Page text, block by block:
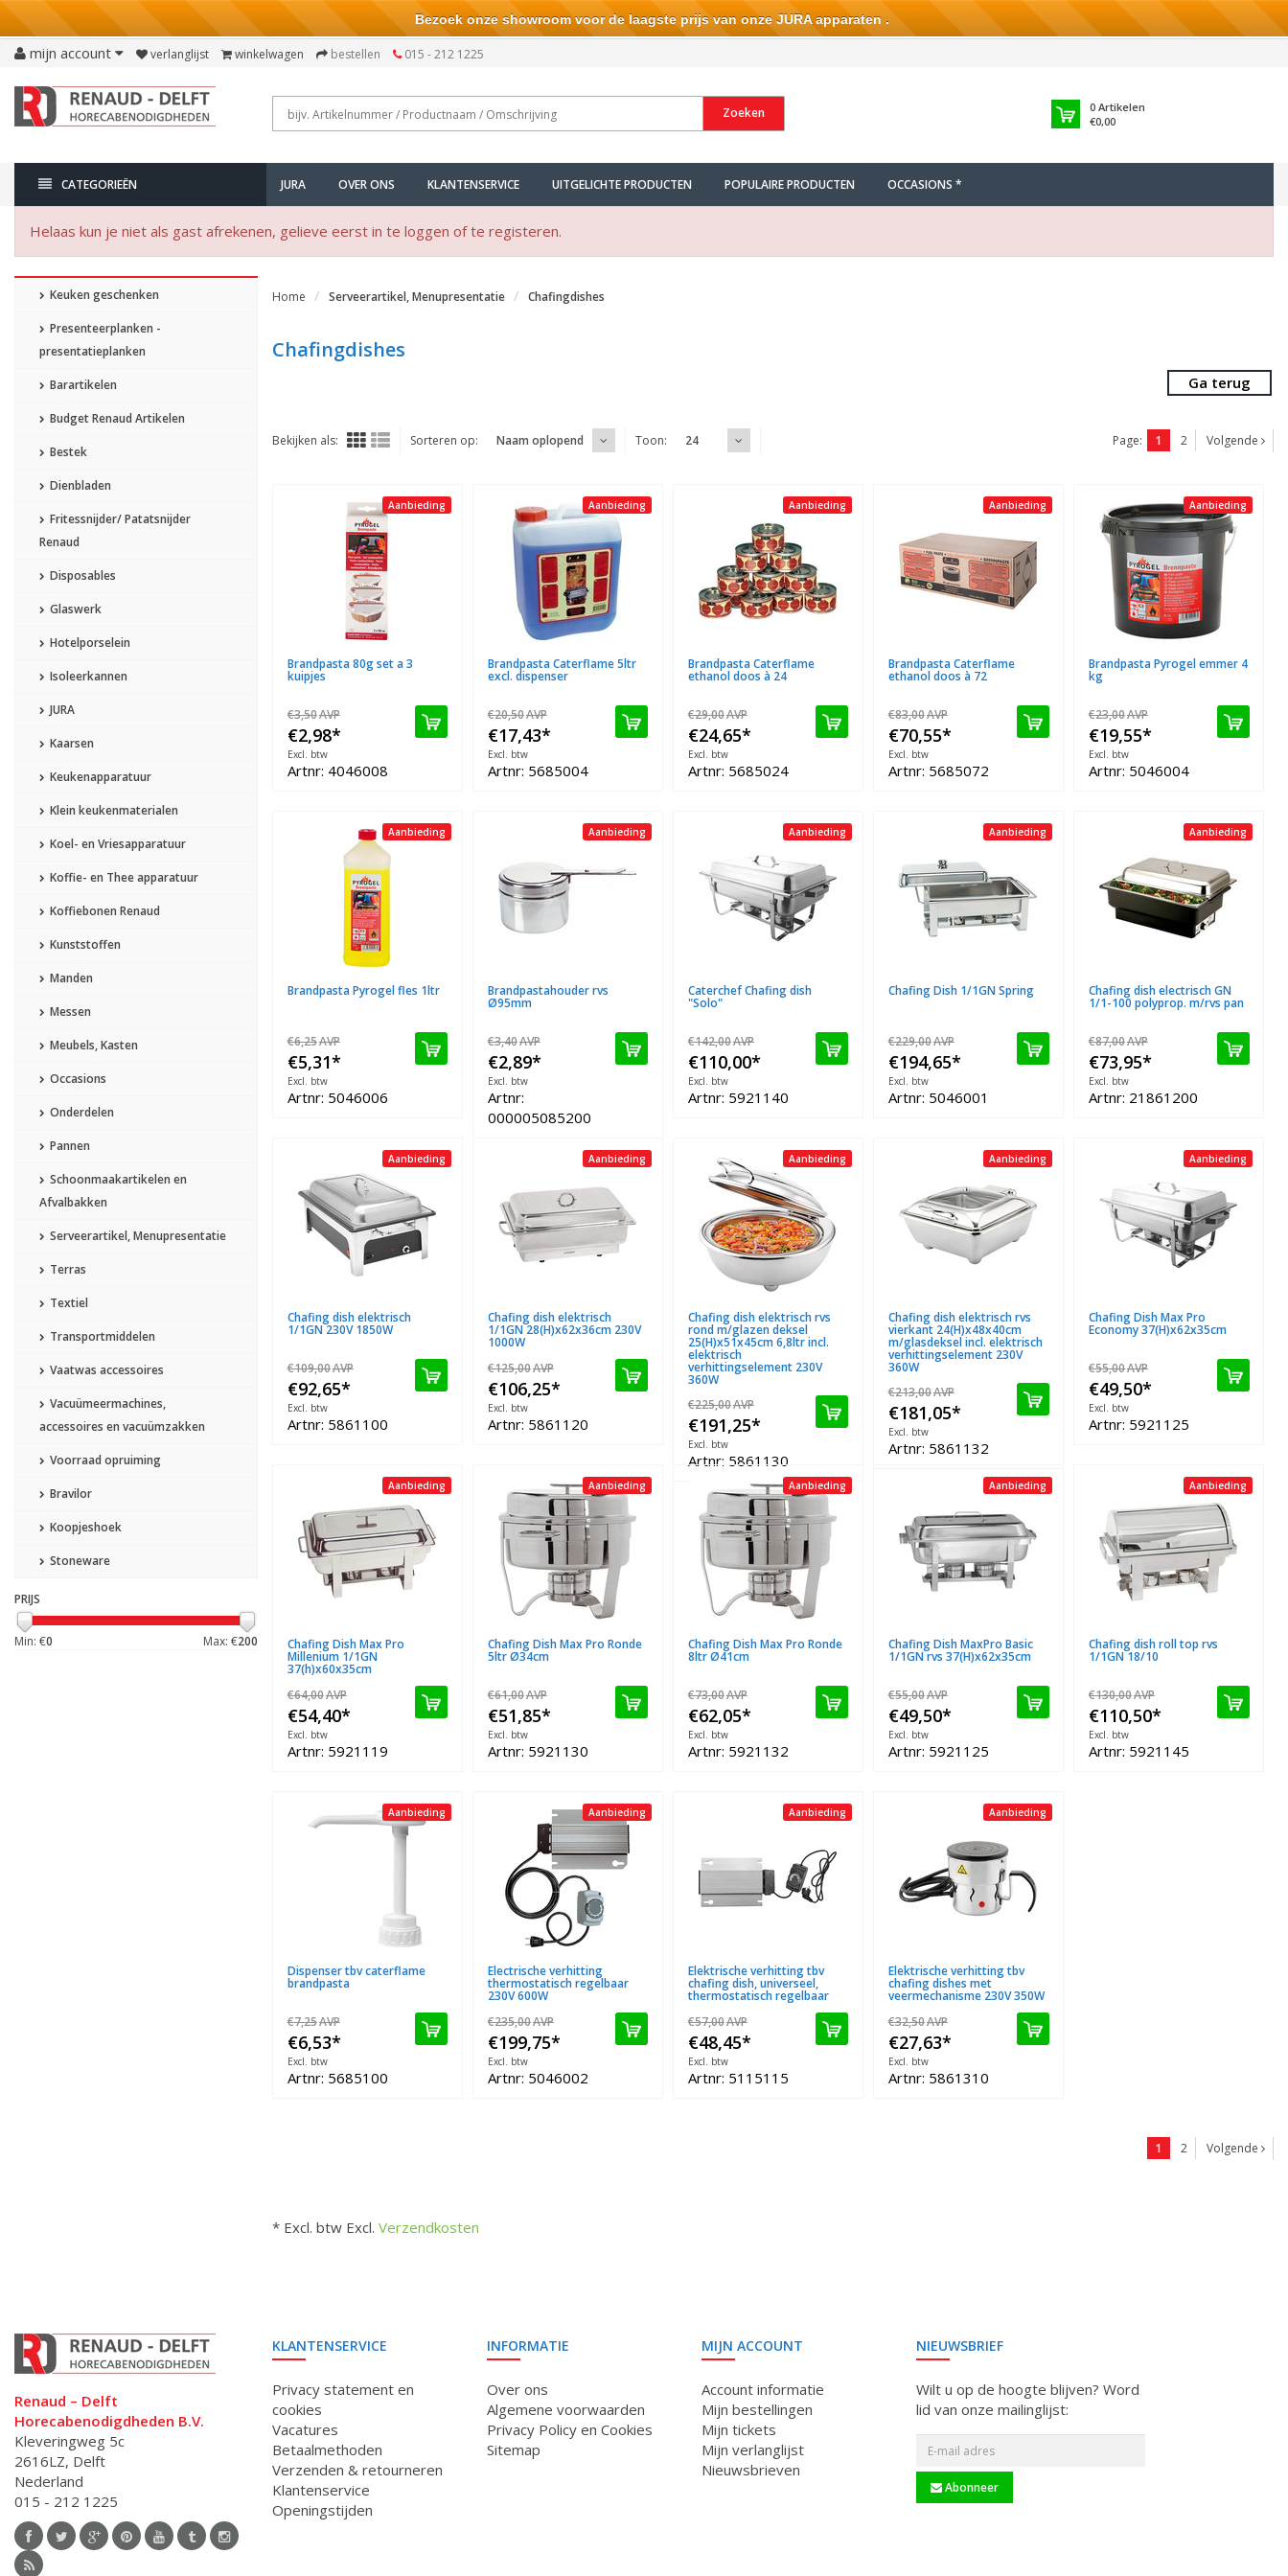
mijn account verlanglijst winkelwagen bestellen 015 - 212 1225
Zoeken 0Artikelen
€0,00
CATEGORIEËN JURA OVER ONS KLANTENSERVICE UITGELICHTE PRODUCTEN POPULAIRE PRODUCTEN OCCASIONS *
Helaas kun je niet als gast afrekenen, gelieve eerst in te loggen of te registeren.
Keuken geschenken
Presenteerplanken -
presentatieplanken
Barartikelen
Budget Renaud Artikelen
Bestek
Dienbladen
Fritessnijder/ Patatsnijder
Renaud
Disposables
Glaswerk
Hotelporselein
Isoleerkannen
JURA
Kaarsen
Keukenapparatuur
Klein keukenmaterialen
Koel- en Vriesapparatuur
Koffie- en Thee apparatuur
Koffiebonen Renaud
Kunststoffen
Manden
Messen
Meubels, Kasten
Occasions
Onderdelen
Pannen
Schoonmaakartikelen en
Afvalbakken
Serveerartikel, Menupresentatie
Terras
Textiel
Transportmiddelen
Vaatwas accessoires
Vacuümeermachines,
accessoires en vacuümzakken
Voorraad opruiming
Bravilor
Koopjeshoek
Stoneware
PRIJS
Min: €0 Max: €200
Home Serveerartikel, Menupresentatie Chafingdishes
Chafingdishes
Ga terug
Bekijken als: Sorteren op: Naam oplopend Toon: 24 Page: 1 2 Volgende
Aanbieding
Brandpasta 80g set a 3
kuipjes
€3,50AVP
€2,98*
Excl. btw
Artnr: 4046008
Aanbieding
Brandpasta Caterflame 5ltr
excl. dispenser
€20,50AVP
€17,43*
Excl. btw
Artnr: 5685004
Aanbieding
Brandpasta Caterflame
ethanol doos à 24
€29,00AVP
€24,65*
Excl. btw
Artnr: 5685024
Aanbieding
Brandpasta Caterflame
ethanol doos à 72
€83,00AVP
€70,55*
Excl. btw
Artnr: 5685072
Aanbieding
Brandpasta Pyrogel emmer 4
kg
€23,00AVP
€19,55*
Excl. btw
Artnr: 5046004
Aanbieding
Brandpasta Pyrogel fles 1ltr
€6,25AVP
€5,31*
Excl. btw
Artnr: 5046006
Aanbieding
Brandpastahouder rvs
Ø95mm
€3,40AVP
€2,89*
Excl. btw
Artnr:
000005085200
Aanbieding
Caterchef Chafing dish
"Solo"
€142,00AVP
€110,00*
Excl. btw
Artnr: 5921140
Aanbieding
Chafing Dish 1/1GN Spring
€229,00AVP
€194,65*
Excl. btw
Artnr: 5046001
Aanbieding
Chafing dish electrisch GN
1/1-100 polyprop. m/rvs pan
€87,00AVP
€73,95*
Excl. btw
Artnr: 21861200
Aanbieding
Chafing dish elektrisch
1/1GN 230V 1850W
€109,00AVP
€92,65*
Excl. btw
Artnr: 5861100
Aanbieding
Chafing dish elektrisch
1/1GN 28(H)x62x36cm 230V
1000W
€125,00AVP
€106,25*
Excl. btw
Artnr: 5861120
Aanbieding
Chafing dish elektrisch rvs
rond m/glazen deksel
25(H)x51x45cm 6,8ltr incl.
elektrisch
verhittingselement 230V
360W
€225,00AVP
€191,25*
Excl. btw
Artnr: 5861130
Aanbieding
Chafing dish elektrisch rvs
vierkant 24(H)x48x40cm
m/glasdeksel incl. elektrisch
verhittingselement 230V
360W
€213,00AVP
€181,05*
Excl. btw
Artnr: 5861132
Aanbieding
Chafing Dish Max Pro
Economy 37(H)x62x35cm
€55,00AVP
€49,50*
Excl. btw
Artnr: 5921125
Aanbieding
Chafing Dish Max Pro
Millenium 1/1GN
37(h)x60x35cm
€64,00AVP
€54,40*
Excl. btw
Artnr: 5921119
Aanbieding
Chafing Dish Max Pro Ronde
5ltr Ø34cm
€61,00AVP
€51,85*
Excl. btw
Artnr: 5921130
Aanbieding
Chafing Dish Max Pro Ronde
8ltr Ø41cm
€73,00AVP
€62,05*
Excl. btw
Artnr: 5921132
Aanbieding
Chafing Dish MaxPro Basic
1/1GN rvs 37(H)x62x35cm
€55,00AVP
€49,50*
Excl. btw
Artnr: 5921125
Aanbieding
Chafing dish roll top rvs
1/1GN 18/10
€130,00AVP
€110,50*
Excl. btw
Artnr: 5921145
Aanbieding
Dispenser tbv caterflame
brandpasta
€7,25AVP
€6,53*
Excl. btw
Artnr: 5685100
Aanbieding
Electrische verhitting
thermostatisch regelbaar
230V 600W
€235,00AVP
€199,75*
Excl. btw
Artnr: 5046002
Aanbieding
Elektrische verhitting tbv
chafing dish, universeel,
thermostatisch regelbaar
€57,00AVP
€48,45*
Excl. btw
Artnr: 5115115
Aanbieding
Elektrische verhitting tbv
chafing dishes met
veermechanisme 230V 350W
€32,50AVP
€27,63*
Excl. btw
Artnr: 5861310
1 2 Volgende
* Excl. btw Excl. Verzendkosten
Renaud – Delft
Horecabenodigdheden B.V.
Kleveringweg 5c
2616LZ, Delft
Nederland
015 - 212 1225
KLANTENSERVICE
Privacy statement en
cookies
Vacatures
Betaalmethoden
Verzenden & retourneren
Klantenservice
Openingstijden
INFORMATIE
Over ons
Algemene voorwaarden
Privacy Policy en Cookies
Sitemap
MIJN ACCOUNT
Account informatie
Mijn bestellingen
Mijn tickets
Mijn verlanglijst
Nieuwsbrieven
NIEUWSBRIEF
Wilt u op de hoogte blijven? Word
lid van onze mailinglijst:
Abonneer
Bezoek onze showroom voor de laagste prijs van onze JURA apparaten .